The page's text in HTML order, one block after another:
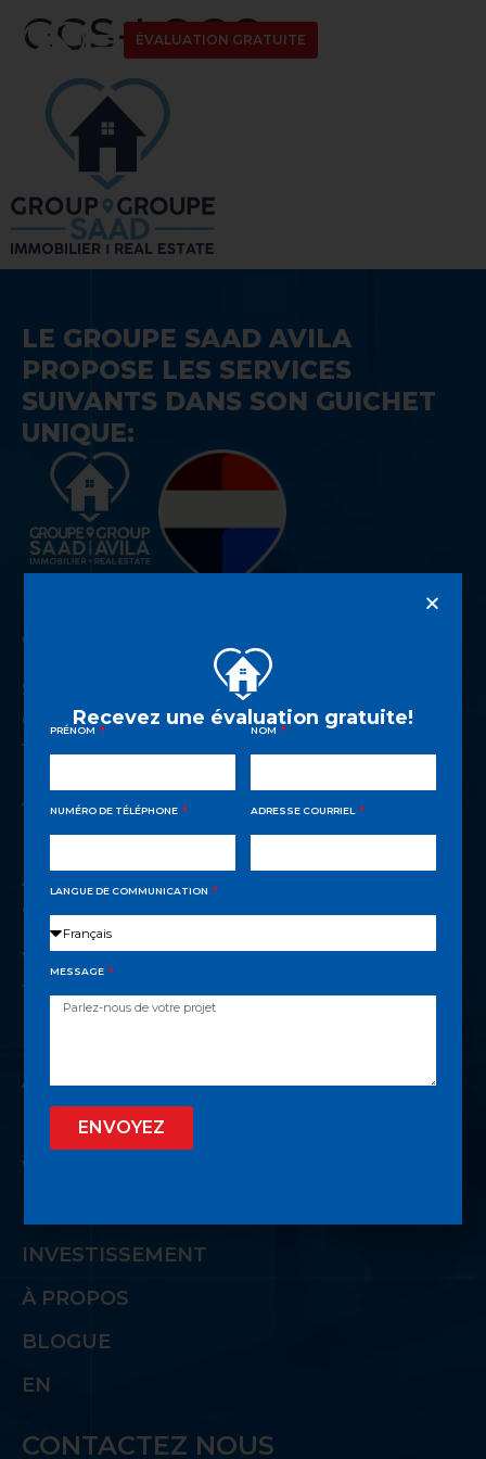
ÉVALUATION GRATUITE
GGS-LOGO
LE GROUPE SAAD AVILA
PROPOSE LES SERVICES
SUIVANTS DANS SON GUICHET
UNIQUE:
gratuites
Séances d’informations sur les rudiments
de l’investissement immobilier et du
financement
Accompagnement à chaque étape de
l’investissement
Accès privilégié à un réseau privé
d’acheteurs
Vidéos informatives sur les nombreuses
facettes de l’immobilier
ACCUEIL
LISTE VIP
VENDRE
INVESTISSEMENT
À PROPOS
BLOGUE
EN
CONTACTEZ NOUS
Recevez une évaluation gratuite!
PRÉNOM NOM
NUMÉRO DE TÉLÉPHONE ADRESSE COURRIEL
LANGUE DE COMMUNICATION
MESSAGE
ENVOYEZ